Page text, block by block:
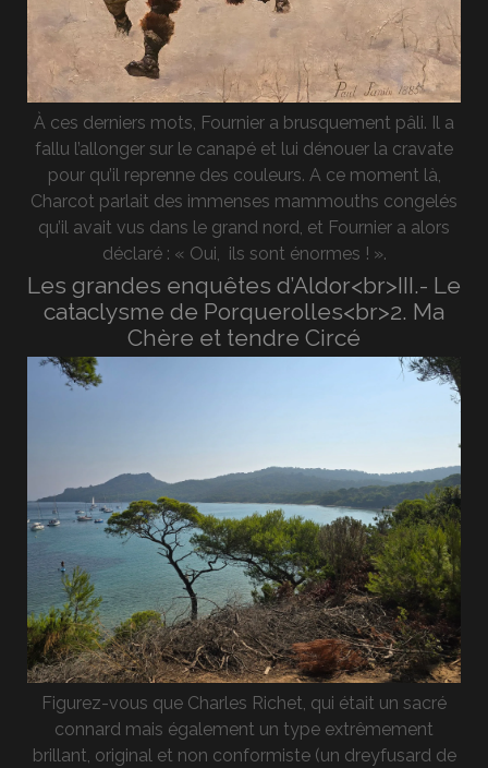
À ces derniers mots, Fournier a brusquement pâli. Il a
fallu l’allonger sur le canapé et lui dénouer la cravate
pour qu’il reprenne des couleurs. A ce moment là,
Charcot parlait des immenses mammouths congelés
qu’il avait vus dans le grand nord, et Fournier a alors
déclaré : « Oui, ils sont énormes ! ».
Les grandes enquêtes d’Aldor<br>III.- Le
cataclysme de Porquerolles<br>2. Ma
Chère et tendre Circé
Figurez-vous que Charles Richet, qui était un sacré
connard mais également un type extrêmement
brillant, original et non conformiste (un dreyfusard de